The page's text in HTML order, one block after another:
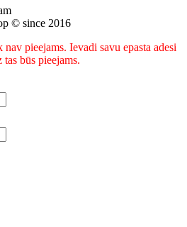
© since 2016
pieejams. Ievadi savu epasta adesi
būs pieejams.